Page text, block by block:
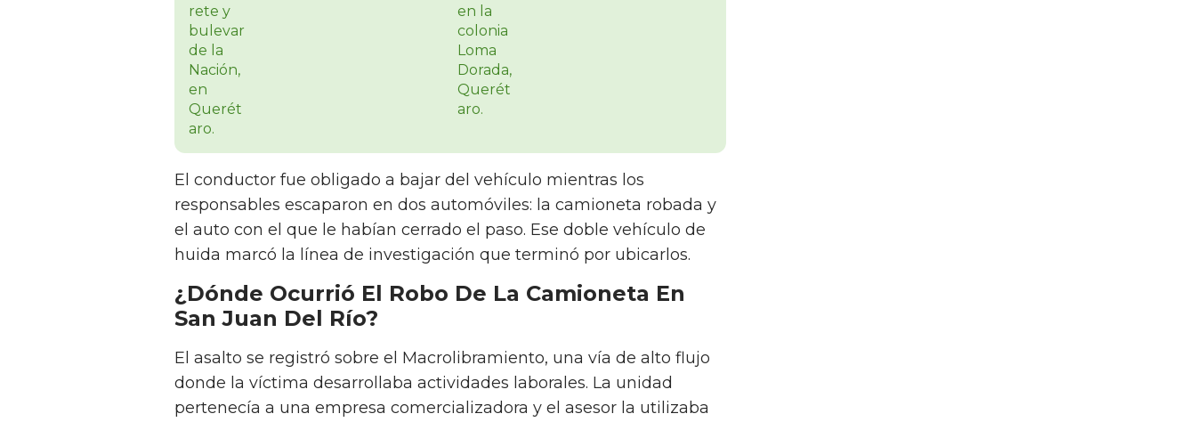
El conductor fue obligado a bajar del vehículo mientras los
responsables escaparon en dos automóviles: la camioneta robada y
el auto con el que le habían cerrado el paso. Ese doble vehículo de
huida marcó la línea de investigación que terminó por ubicarlos.
¿Dónde Ocurrió El Robo De La Camioneta En
San Juan Del Río?
El asalto se registró sobre el Macrolibramiento, una vía de alto flujo
donde la víctima desarrollaba actividades laborales. La unidad
pertenecía a una empresa comercializadora y el asesor la utilizaba